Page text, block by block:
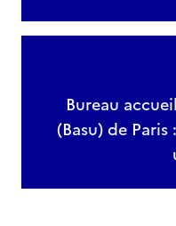
Bureau
(Basu) de